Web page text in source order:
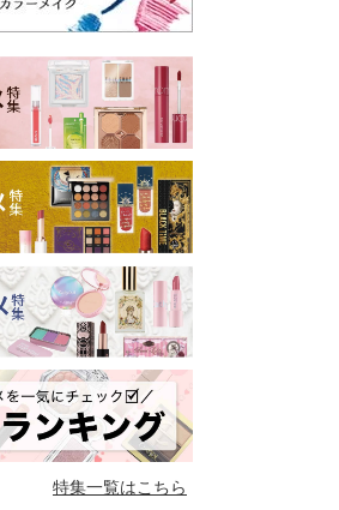
特集一覧はこちら